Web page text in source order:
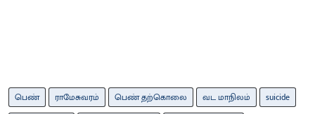
பெண் ராமேசுவரம் பெண் தற்கொலை வட மாநிலம்
suicide